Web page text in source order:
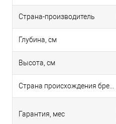
Страна-производитель
Глубина, см
Высота, см
Гарантия, мес